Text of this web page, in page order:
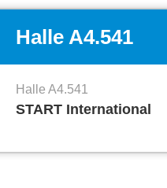
Halle A4.541
Halle A4.541
START International